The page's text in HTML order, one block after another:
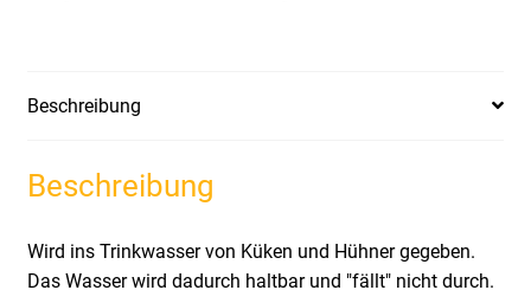
Beschreibung
Beschreibung
Wird ins Trinkwasser von Küken und Hühner gegeben.
Das Wasser wird dadurch haltbar und "fällt" nicht durch.